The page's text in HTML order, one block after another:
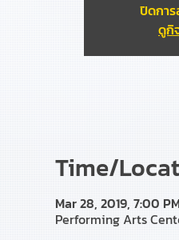
ปิดการ
ดูกิ
Time/
Mar 28, 2019, 7:00
Performing Arts